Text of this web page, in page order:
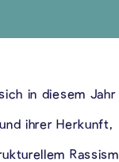
in diesem
ihrer Herkunft,